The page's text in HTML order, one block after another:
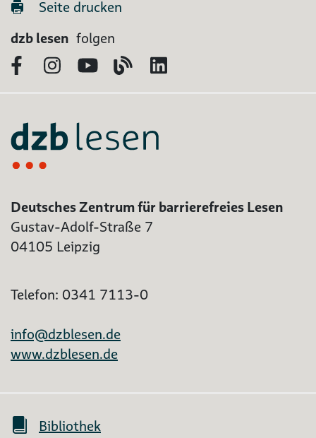
Seite drucken
dzb lesen folgen
FacebookInstagram
YouTubeBlog
Deutsches Zentrum für barrierefreies Lesen
Gustav-Adolf-Straße 7
04105 Leipzig
Telefon: 0341 7113-0
info@dzblesen.de
www.dzblesen.de
Bibliothek